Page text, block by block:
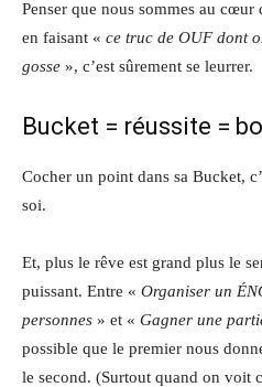
Penser que nous sommes au
en faisant « ce truc de OUF dont
gosse », c’est sûrement se leurrer.
Bucket = réussite =
Cocher un point dans sa Bucket,
soi.
Et, plus le rêve est grand plus le
puissant. Entre « Organiser un
personnes » et « Gagner une
possible que le premier nous
le second. (Surtout quand on voit